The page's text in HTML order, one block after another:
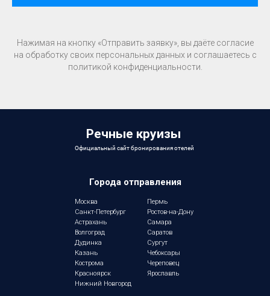
Нажимая на кнопку «Отправить заявку», вы даёте согласие
на обработку своих персональных данных и соглашаетесь c
политикой конфиденциальности.
Речные круизы
Официальный сайт бронирования отелей
Города отправления
Москва
Санкт-Петербург
Астрахань
Волгоград
Дудинка
Казань
Кострома
Красноярск
Нижний Новгород
Пермь
Ростов-на-Дону
Самара
Саратов
Сургут
Чебоксары
Череповец
Ярославль